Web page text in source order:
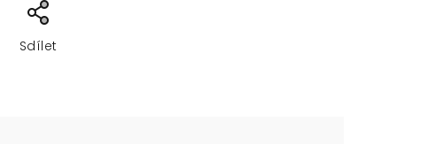
Sdílet